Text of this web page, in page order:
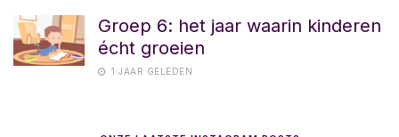
Groep 6: het jaar waarin kinderen
écht groeien
1 JAAR GELEDEN